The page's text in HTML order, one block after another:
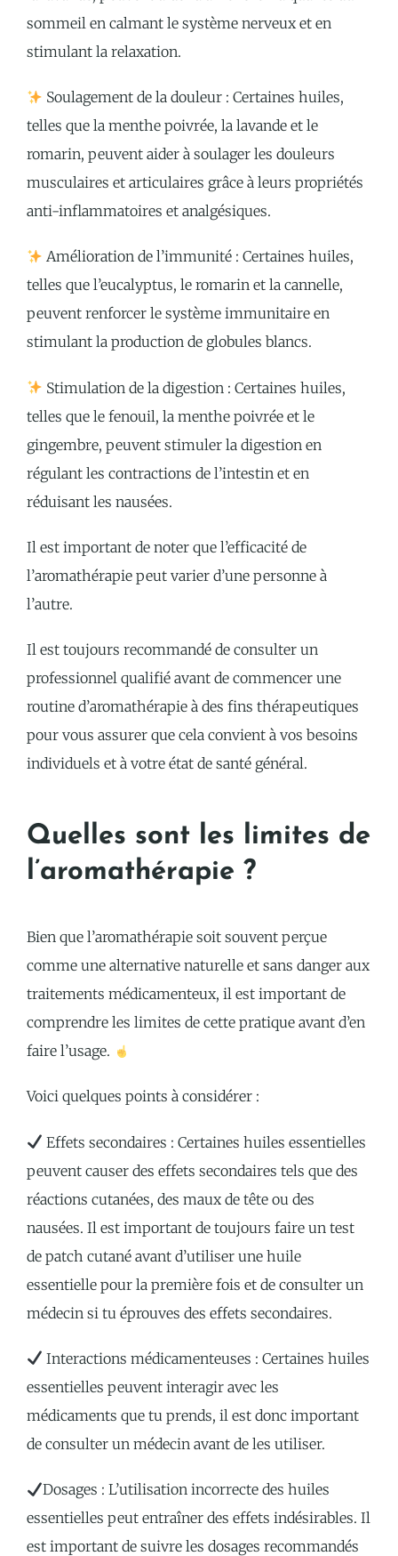
sommeil en calmant le système nerveux et en
stimulant la relaxation.
Soulagement de la douleur : Certaines huiles,
telles que la menthe poivrée, la lavande et le
romarin, peuvent aider à soulager les douleurs
musculaires et articulaires grâce à leurs propriétés
anti-inflammatoires et analgésiques.
Amélioration de l’immunité : Certaines huiles,
telles que l’eucalyptus, le romarin et la cannelle,
peuvent renforcer le système immunitaire en
stimulant la production de globules blancs.
Stimulation de la digestion : Certaines huiles,
telles que le fenouil, la menthe poivrée et le
gingembre, peuvent stimuler la digestion en
régulant les contractions de l’intestin et en
réduisant les nausées.
Il est important de noter que l’efficacité de
l’aromathérapie peut varier d’une personne à
l’autre.
Il est toujours recommandé de consulter un
professionnel qualifié avant de commencer une
routine d’aromathérapie à des fins thérapeutiques
pour vous assurer que cela convient à vos besoins
individuels et à votre état de santé général.
Quelles sont les limites de
l’aromathérapie ?
Bien que l’aromathérapie soit souvent perçue
comme une alternative naturelle et sans danger aux
traitements médicamenteux, il est important de
comprendre les limites de cette pratique avant d’en
faire l’usage.
Voici quelques points à considérer :
Effets secondaires : Certaines huiles essentielles
peuvent causer des effets secondaires tels que des
réactions cutanées, des maux de tête ou des
nausées. Il est important de toujours faire un test
de patch cutané avant d’utiliser une huile
essentielle pour la première fois et de consulter un
médecin si tu éprouves des effets secondaires.
Interactions médicamenteuses : Certaines huiles
essentielles peuvent interagir avec les
médicaments que tu prends, il est donc important
de consulter un médecin avant de les utiliser.
Dosages : L’utilisation incorrecte des huiles
essentielles peut entraîner des effets indésirables. Il
est important de suivre les dosages recommandés